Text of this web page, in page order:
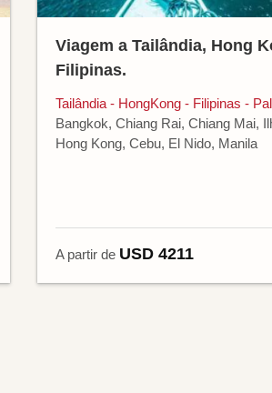
Viagem a Tailândia, Hong
Filipinas.
Tailândia - HongKong - Filipinas -
Bangkok, Chiang Rai, Chiang Mai,
Hong Kong, Cebu, El Nido, Manila
A partir de USD 4211